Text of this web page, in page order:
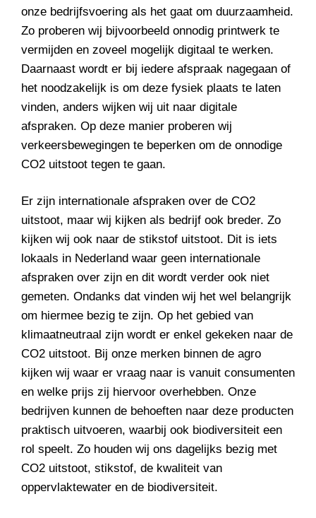
onze bedrijfsvoering als het gaat om duurzaamheid.
Zo proberen wij bijvoorbeeld onnodig printwerk te
vermijden en zoveel mogelijk digitaal te werken.
Daarnaast wordt er bij iedere afspraak nagegaan of
het noodzakelijk is om deze fysiek plaats te laten
vinden, anders wijken wij uit naar digitale
afspraken. Op deze manier proberen wij
verkeersbewegingen te beperken om de onnodige
CO2 uitstoot tegen te gaan.
Er zijn internationale afspraken over de CO2
uitstoot, maar wij kijken als bedrijf ook breder. Zo
kijken wij ook naar de stikstof uitstoot. Dit is iets
lokaals in Nederland waar geen internationale
afspraken over zijn en dit wordt verder ook niet
gemeten. Ondanks dat vinden wij het wel belangrijk
om hiermee bezig te zijn. Op het gebied van
klimaatneutraal zijn wordt er enkel gekeken naar de
CO2 uitstoot. Bij onze merken binnen de agro
kijken wij waar er vraag naar is vanuit consumenten
en welke prijs zij hiervoor overhebben. Onze
bedrijven kunnen de behoeften naar deze producten
praktisch uitvoeren, waarbij ook biodiversiteit een
rol speelt. Zo houden wij ons dagelijks bezig met
CO2 uitstoot, stikstof, de kwaliteit van
oppervlaktewater en de biodiversiteit.